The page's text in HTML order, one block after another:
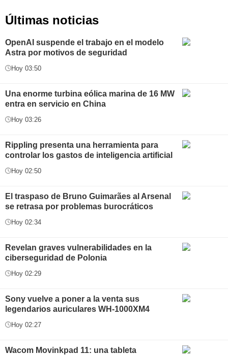
Últimas noticias
OpenAI suspende el trabajo en el modelo
Astra por motivos de seguridad
Hoy 03:50
Una enorme turbina eólica marina de 16 MW
entra en servicio en China
Hoy 03:26
Rippling presenta una herramienta para
controlar los gastos de inteligencia artificial
Hoy 02:50
El traspaso de Bruno Guimarães al Arsenal
se retrasa por problemas burocráticos
Hoy 02:34
Revelan graves vulnerabilidades en la
ciberseguridad de Polonia
Hoy 02:29
Sony vuelve a poner a la venta sus
legendarios auriculares WH-1000XM4
Hoy 02:27
Wacom Movinkpad 11: una tableta